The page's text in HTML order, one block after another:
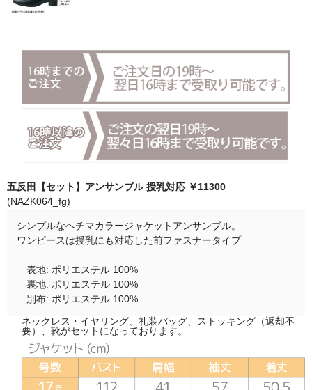
五反田【セット】アンサンブル 授乳対応 ￥11300
(NAZK064_fg)
シンプルなヘチマカラージャケットアンサンブル。
ワンピースは授乳にも対応した前ファスナータイプ
表地: ポリエステル 100%
裏地: ポリエステル 100%
別布: ポリエステル 100%
ネックレス・イヤリング、礼装バッグ、ストッキング（返却不
要）、靴がセットになっております。